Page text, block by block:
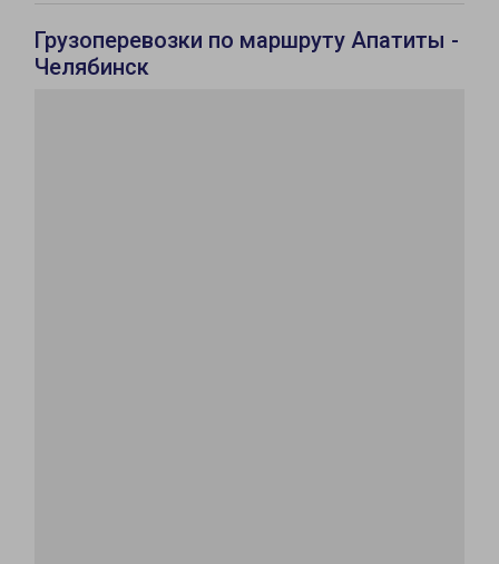
Грузоперевозки по маршруту Апатиты -
Челябинск